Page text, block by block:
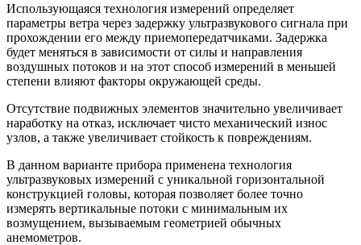
Использующаяся технология измерений определяет
параметры ветра через задержку ультразвукового сигнала при
прохождении его между приемопередатчиками. Задержка
будет меняться в зависимости от силы и направления
воздушных потоков и на этот способ измерений в меньшей
степени влияют факторы окружающей среды.
Отсутствие подвижных элементов значительно увеличивает
наработку на отказ, исключает чисто механический износ
узлов, а также увеличивает стойкость к повреждениям.
В данном варианте прибора применена технология
ультразвуковых измерений с уникальной горизонтальной
конструкцией головы, которая позволяет более точно
измерять вертикальные потоки с минимальным их
возмущением, вызываемым геометрией обычных
анемометров.